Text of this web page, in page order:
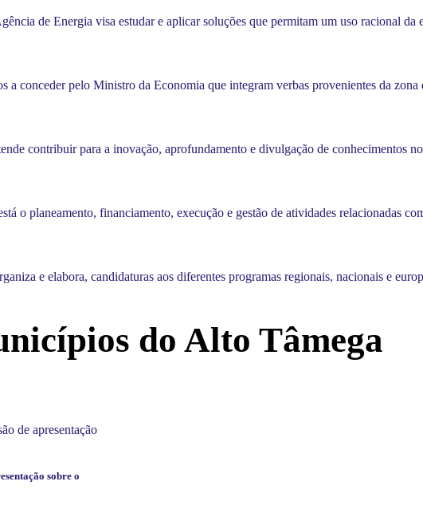
de Energia visa estudar e aplicar soluções que permitam um uso racional
a conceder pelo Ministro da Economia que integram verbas provenientes da zona
contribuir para a inovação, aprofundamento e divulgação de conhecimentos
o planeamento, financiamento, execução e gestão de atividades relacionadas
e elabora, candidaturas aos diferentes programas regionais, nacionais e
do Alto Tâmega
sobre o